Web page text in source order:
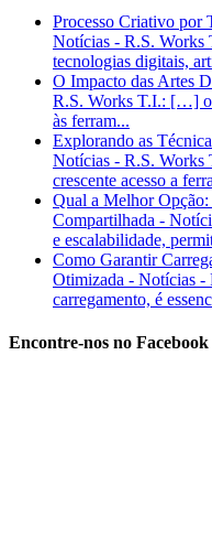
Processo Criativo por
Notícias - R.S. Works
tecnologias digitais,
O Impacto das Artes
R.S. Works T.I.: […] o
às ferram...
Explorando as
Notícias - R.S.
crescente acesso a
Qual a Melhor
Compartilhada -
e escalabilidade,
Como Garantir
Otimizada - Notícias
carregamento, é
Encontre-nos no Facebook